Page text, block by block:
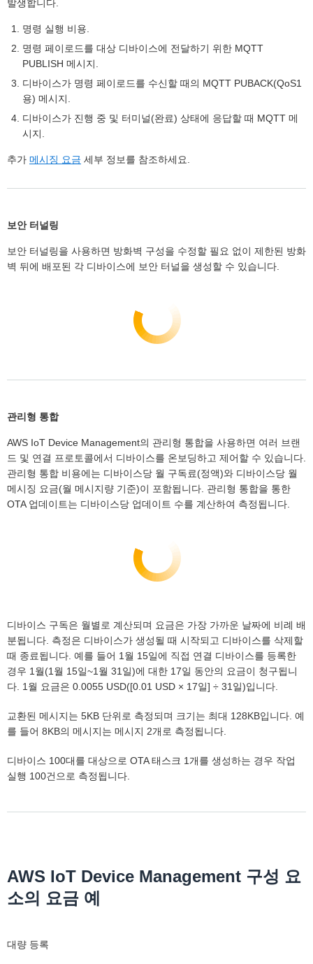
발생합니다.
명령 실행 비용.
명령 페이로드를 대상 디바이스에 전달하기 위한 MQTT
PUBLISH 메시지.
디바이스가 명령 페이로드를 수신할 때의 MQTT PUBACK(QoS1
용) 메시지.
디바이스가 진행 중 및 터미널(완료) 상태에 응답할 때 MQTT 메
시지.
추가 메시징 요금 세부 정보를 참조하세요.
보안 터널링
보안 터널링을 사용하면 방화벽 구성을 수정할 필요 없이 제한된 방화
벽 뒤에 배포된 각 디바이스에 보안 터널을 생성할 수 있습니다.
관리형 통합
AWS IoT Device Management의 관리형 통합을 사용하면 여러 브랜
드 및 연결 프로토콜에서 디바이스를 온보딩하고 제어할 수 있습니다.
관리형 통합 비용에는 디바이스당 월 구독료(정액)와 디바이스당 월
메시징 요금(월 메시지량 기준)이 포함됩니다. 관리형 통합을 통한
OTA 업데이트는 디바이스당 업데이트 수를 계산하여 측정됩니다.
디바이스 구독은 월별로 계산되며 요금은 가장 가까운 날짜에 비례 배
분됩니다. 측정은 디바이스가 생성될 때 시작되고 디바이스를 삭제할
때 종료됩니다. 예를 들어 1월 15일에 직접 연결 디바이스를 등록한
경우 1월(1월 15일~1월 31일)에 대한 17일 동안의 요금이 청구됩니
다. 1월 요금은 0.0055 USD([0.01 USD × 17일] ÷ 31일)입니다.
교환된 메시지는 5KB 단위로 측정되며 크기는 최대 128KB입니다. 예
를 들어 8KB의 메시지는 메시지 2개로 측정됩니다.
디바이스 100대를 대상으로 OTA 태스크 1개를 생성하는 경우 작업
실행 100건으로 측정됩니다.
AWS IoT Device Management 구성 요
소의 요금 예
대량 등록